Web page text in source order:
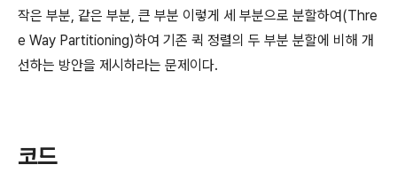
작은 부분, 같은 부분, 큰 부분 이렇게 세 부분으로 분할하여(Thre
e Way Partitioning)하여 기존 퀵 정렬의 두 부분 분할에 비해 개
선하는 방안을 제시하라는 문제이다.
코드